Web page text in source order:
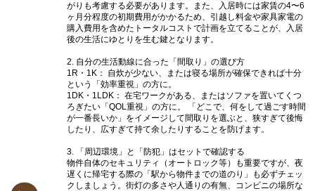
がりも考慮する必要があります。また、入居時には家賃の4〜6
ヶ月分程度の初期費用がかかるため、引越し料金や家具家電の
購入費用を含めたトータルコストで計画を立てることが、入居
後の生活にゆとりを生む鍵となります。
2. 自分の生活動線に合った「間取り」の選び方
1R・1K： 自炊が少ない、または寝る場所が確保できれば十分
という「効率重視」の方に。
1DK・1LDK： 在宅ワークがある、またはソファを置いてくつ
ろぎたい「QOL重視」の方に。 「どこで、何をして過ごす時間
が一番長いか」をイメージして間取りを選ぶと、狭すぎて後悔
したり、広すぎて持て余したりすることを防げます。
3. 「周辺環境」と「防犯」はセットで確認する
物件自体のセキュリティ（オートロック等）も重要ですが、夜
遅くに帰宅する際の「駅から物件までの道のり」も必ずチェッ
クしましょう。街灯の多さや人通りの有無、コンビニの場所な